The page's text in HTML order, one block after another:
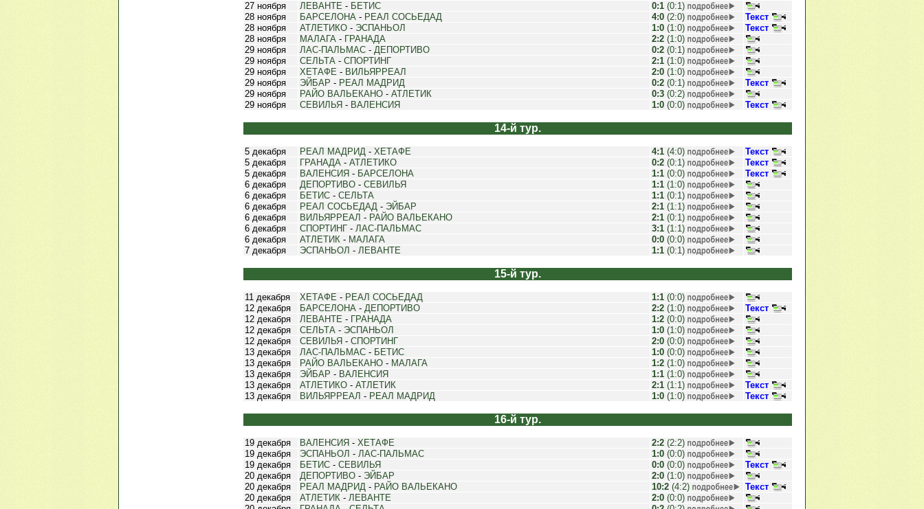
27 ноября ЛЕВАНТЕ - БЕТИС 0:1 (0:1)
28 ноября
БАРСЕЛОНА - РЕАЛ СОСЬЕДАД 4:0 (2:0)
Текст
28 ноября
АТЛЕТИКО - ЭСПАНЬОЛ 1:0 (1:0)
Текст
28 ноября
МАЛАГА - ГРАНАДА 2:2 (1:0)
29 ноября
ЛАС-ПАЛЬМАС - ДЕПОРТИВО 0:2 (0:1)
29 ноября
СЕЛЬТА - СПОРТИНГ 2:1 (1:0)
29 ноября
ХЕТАФЕ - ВИЛЬЯРРЕАЛ 2:0 (1:0)
29 ноября
ЭЙБАР - РЕАЛ МАДРИД 0:2 (0:1)
Текст
29 ноября
РАЙО ВАЛЬЕКАНО - АТЛЕТИК 0:3 (0:2)
29 ноября
СЕВИЛЬЯ - ВАЛЕНСИЯ 1:0 (0:0) Текст
14-й тур.
5 декабря РЕАЛ МАДРИД - ХЕТАФЕ 4:1 (4:0)
Текст
5 декабря
ГРАНАДА - АТЛЕТИКО 0:2 (0:1)
Текст
5 декабря
ВАЛЕНСИЯ - БАРСЕЛОНА 1:1 (0:0)
Текст
6 декабря
ДЕПОРТИВО - СЕВИЛЬЯ 1:1 (1:0)
6 декабря
БЕТИС - СЕЛЬТА 1:1 (0:1)
6 декабря
РЕАЛ СОСЬЕДАД - ЭЙБАР 2:1 (1:1)
6 декабря
ВИЛЬЯРРЕАЛ - РАЙО ВАЛЬЕКАНО 2:1 (0:1)
6 декабря
СПОРТИНГ - ЛАС-ПАЛЬМАС 3:1 (1:1)
6 декабря
АТЛЕТИК - МАЛАГА 0:0 (0:0)
7 декабря
ЭСПАНЬОЛ - ЛЕВАНТЕ 1:1 (0:1)
15-й тур.
11 декабря ХЕТАФЕ - РЕАЛ СОСЬЕДАД 1:1 (0:0)
12 декабря
БАРСЕЛОНА - ДЕПОРТИВО 2:2 (1:0)
Текст
12 декабря
ЛЕВАНТЕ - ГРАНАДА 1:2 (0:0)
12 декабря
СЕЛЬТА - ЭСПАНЬОЛ 1:0 (1:0)
12 декабря
СЕВИЛЬЯ - СПОРТИНГ 2:0 (0:0)
13 декабря
ЛАС-ПАЛЬМАС - БЕТИС 1:0 (0:0)
13 декабря
РАЙО ВАЛЬЕКАНО - МАЛАГА 1:2 (1:0)
13 декабря
ЭЙБАР - ВАЛЕНСИЯ 1:1 (1:0)
13 декабря
АТЛЕТИКО - АТЛЕТИК 2:1 (1:1)
Текст
13 декабря
ВИЛЬЯРРЕАЛ - РЕАЛ МАДРИД 1:0 (1:0) Текст
16-й тур.
19 декабря ВАЛЕНСИЯ - ХЕТАФЕ 2:2 (2:2)
19 декабря
ЭСПАНЬОЛ - ЛАС-ПАЛЬМАС 1:0 (0:0)
19 декабря
БЕТИС - СЕВИЛЬЯ 0:0 (0:0)
Текст
20 декабря
ДЕПОРТИВО - ЭЙБАР 2:0 (1:0)
20 декабря
РЕАЛ МАДРИД - РАЙО ВАЛЬЕКАНО 10:2 (4:2)
Текст
20 декабря
АТЛЕТИК - ЛЕВАНТЕ 2:0 (0:0)